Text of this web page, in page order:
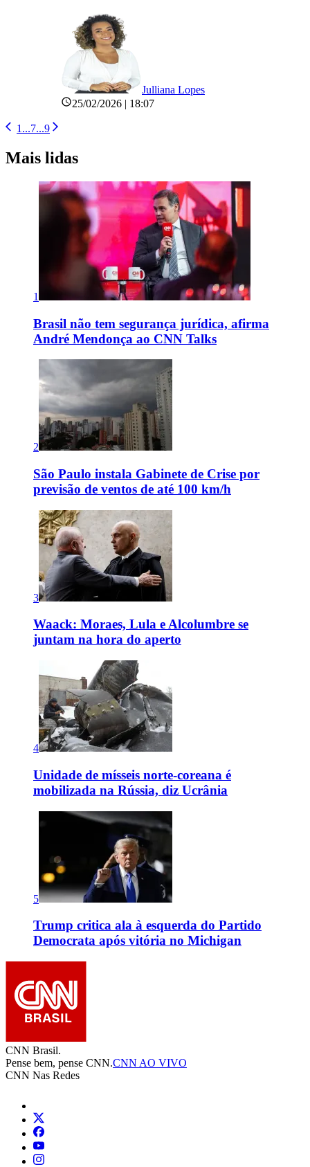
Julliana Lopes
25/02/2026 | 18:07
1 ...7...9
Mais lidas
1
Brasil não tem segurança jurídica, afirma
André Mendonça ao CNN Talks
2
São Paulo instala Gabinete de Crise por
previsão de ventos de até 100 km/h
3
Waack: Moraes, Lula e Alcolumbre se
juntam na hora do aperto
4
Unidade de mísseis norte-coreana é
mobilizada na Rússia, diz Ucrânia
5
Trump critica ala à esquerda do Partido
Democrata após vitória no Michigan
CNN Brasil.
Pense bem, pense CNN.CNN AO VIVO
CNN Nas Redes